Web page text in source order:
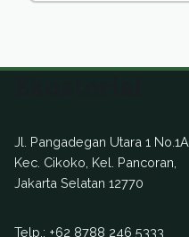
Jl. Pangadegan Utara 1 No.1A,
Kec. Cikoko, Kel. Pancoran,
Jakarta Selatan 12770
Telp.: +62 8788 246 5333